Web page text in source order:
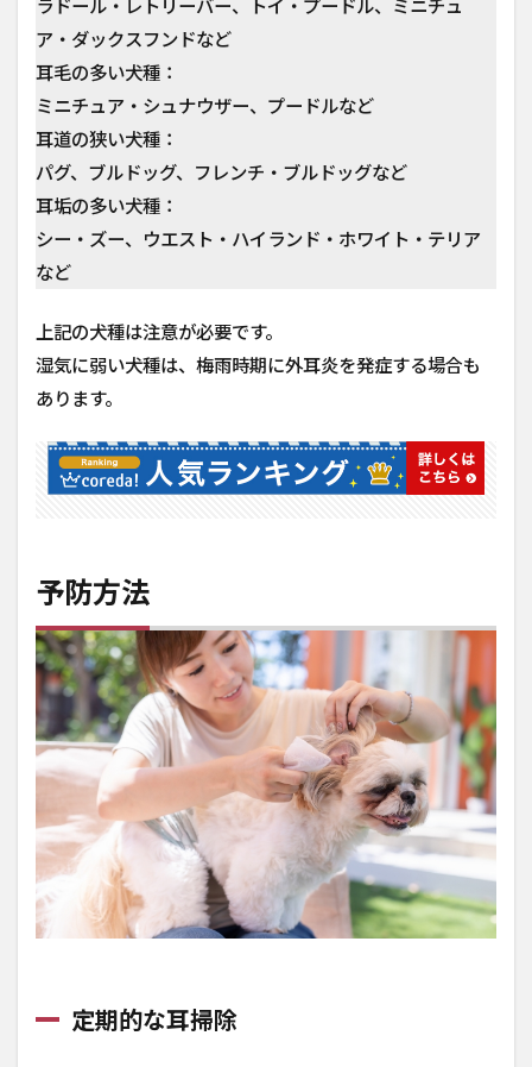
ラドール・レトリーバー、トイ・プードル、ミニチュ
ア・ダックスフンドなど
耳毛の多い犬種：
ミニチュア・シュナウザー、プードルなど
耳道の狭い犬種：
パグ、ブルドッグ、フレンチ・ブルドッグなど
耳垢の多い犬種：
シー・ズー、ウエスト・ハイランド・ホワイト・テリア
など
上記の犬種は注意が必要です。
湿気に弱い犬種は、梅雨時期に外耳炎を発症する場合も
あります。
予防方法
定期的な耳掃除